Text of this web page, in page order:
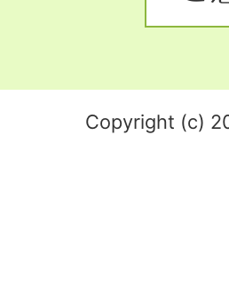
Copyright (c)